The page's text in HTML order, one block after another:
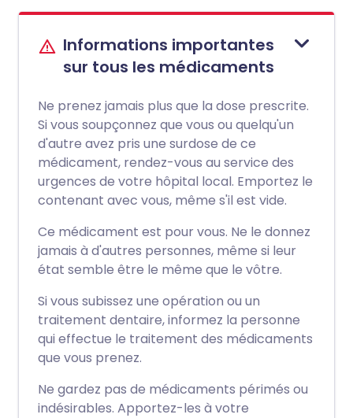
Informations importantes
sur tous les médicaments
Ne prenez jamais plus que la dose prescrite.
Si vous soupçonnez que vous ou quelqu'un
d'autre avez pris une surdose de ce
médicament, rendez-vous au service des
urgences de votre hôpital local. Emportez le
contenant avec vous, même s'il est vide.
Ce médicament est pour vous. Ne le donnez
jamais à d'autres personnes, même si leur
état semble être le même que le vôtre.
Si vous subissez une opération ou un
traitement dentaire, informez la personne
qui effectue le traitement des médicaments
que vous prenez.
Ne gardez pas de médicaments périmés ou
indésirables. Apportez-les à votre